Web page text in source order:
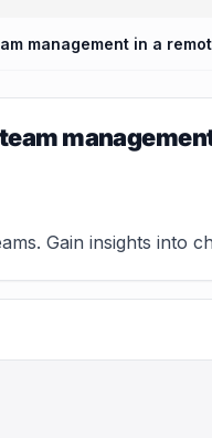
management in a
Gain insights into